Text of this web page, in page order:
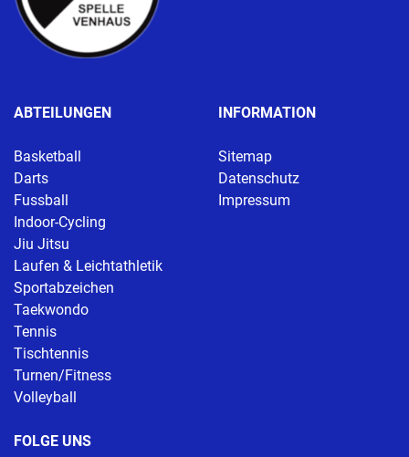
ABTEILUNGEN
Basketball
Darts
Fussball
Indoor-Cycling
Jiu Jitsu
Laufen & Leichtathletik
Sportabzeichen
Taekwondo
Tennis
Tischtennis
Turnen/Fitness
Volleyball
INFORMATION
Sitemap
Datenschutz
Impressum
FOLGE UNS